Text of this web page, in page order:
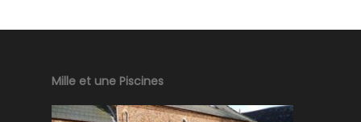
Mille et une Piscines